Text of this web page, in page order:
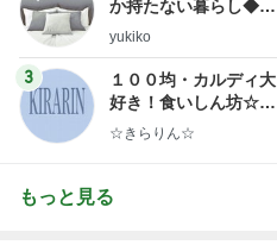
か持たない暮らし◆Ke
ep Life Simple◆〜イ
yukiko
3
１００均・カルディ大
好き！食いしん坊☆き
らりん☆のブログ
☆きらりん☆
もっと見る